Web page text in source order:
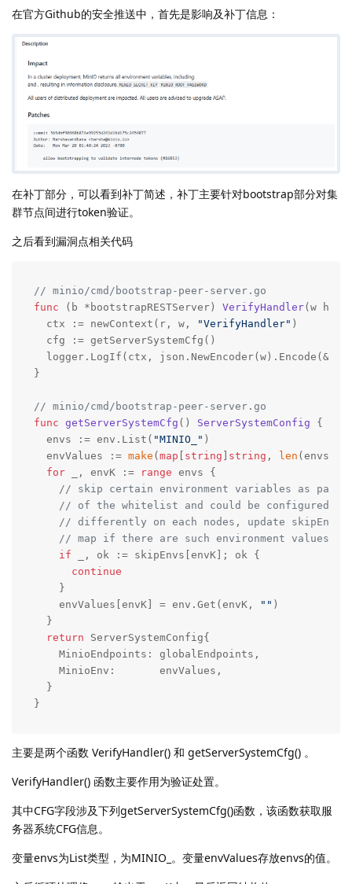
在官方Github的安全推送中，首先是影响及补丁信息：
在补丁部分，可以看到补丁简述，补丁主要针对bootstrap部分对集
群节点间进行token验证。
之后看到漏洞点相关代码
// minio/cmd/bootstrap-peer-server.go
func
(b *bootstrapRESTServer) VerifyHandler(w
  ctx := newContext(r, w,
"VerifyHandler" )
  cfg := getServerSystemCfg()
logger.LogIf(ctx,
}
// minio/cmd/bootstrap-peer-server.go
func getServerSystemCfg () ServerSystemConfig {
  envs := env.List(
"MINIO_" )
  envValues :=
make ( map string string , len (envs))
for _, envK := range envs {
// skip certain environment variables as part
// of the whitelist and could be configured
// differently on each nodes, update
// map if there are such environment values
if _, ok := skipEnvs[envK]; ok {
continue
    }
    envValues[envK] = env.Get(envK,
"" )
  }
return ServerSystemConfig{
    MinioEndpoints: globalEndpoints,
    MinioEnv:       envValues,
  }
}
主要是两个函数 VerifyHandler() 和 getServerSystemCfg() 。
VerifyHandler() 函数主要作用为验证处置。
其中CFG字段涉及下列getServerSystemCfg()函数，该函数获取服
务器系统CFG信息。
变量envs为List类型，为MINIO_。变量envValues存放envs的值。